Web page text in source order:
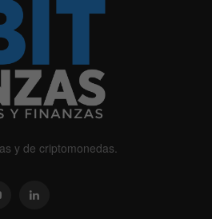
y de criptomonedas.